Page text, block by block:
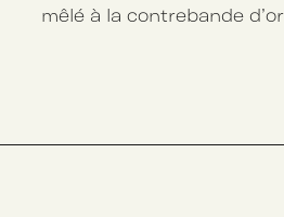
mêlé à la contrebande